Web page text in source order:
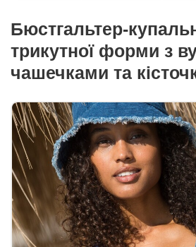
Бюстгальтер-
трикутної форми з
чашечками та